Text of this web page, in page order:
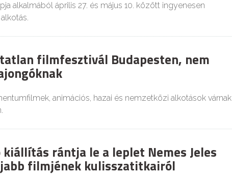
alkalmából április 27. és május 10. között ingyenesen
filmfesztivál Budapesten, nem
animációs, hazai és nemzetközi alkotások várnak
kiállítás rántja le a leplet Nemes Jeles
filmjének kulisszatitkairól